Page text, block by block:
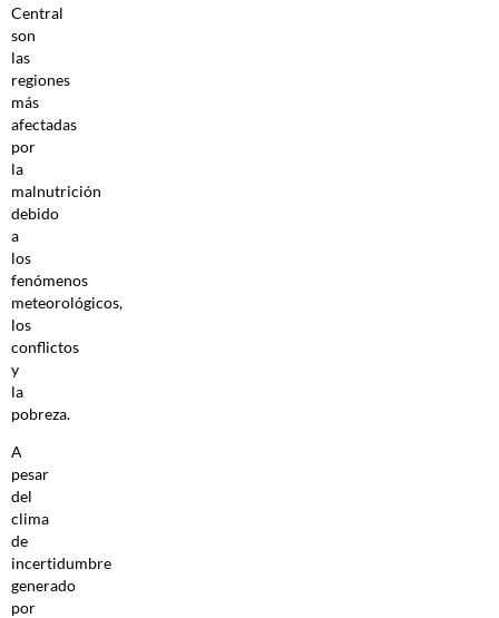
Central
son
las
regiones
más
afectadas
por
la
malnutrición
debido
a
los
fenómenos
meteorológicos,
los
conflictos
y
la
pobreza.
A
pesar
del
clima
de
incertidumbre
generado
por